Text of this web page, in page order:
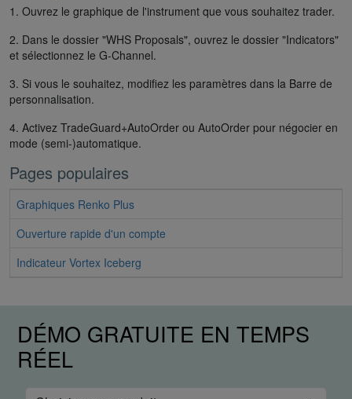
1. Ouvrez le graphique de l'instrument que vous souhaitez trader.
2. Dans le dossier "WHS Proposals", ouvrez le dossier "Indicators"
et sélectionnez le G-Channel.
3. Si vous le souhaitez, modifiez les paramètres dans la Barre de
personnalisation.
4. Activez TradeGuard+AutoOrder ou AutoOrder pour négocier en
mode (semi-)automatique.
Pages populaires
Graphiques Renko Plus
Ouverture rapide d'un compte
Indicateur Vortex Iceberg
DÉMO GRATUITE EN TEMPS
RÉEL